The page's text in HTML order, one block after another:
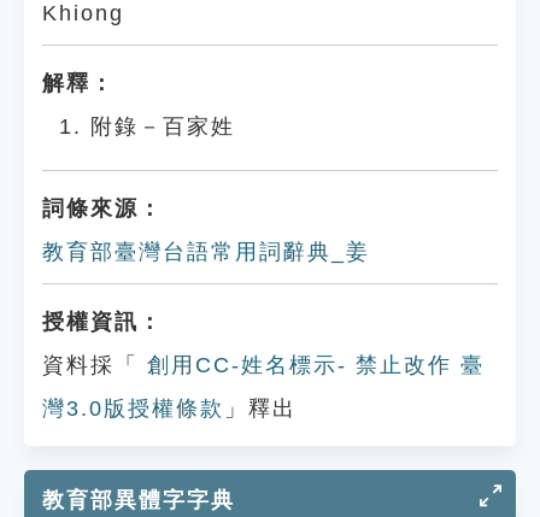
Khiong
解釋：
附錄－百家姓
詞條來源：
教育部臺灣台語常用詞辭典_姜
授權資訊：
資料採「
創用CC-姓名標示- 禁止改作 臺
灣3.0版授權條款 」釋出
教育部異體字字典